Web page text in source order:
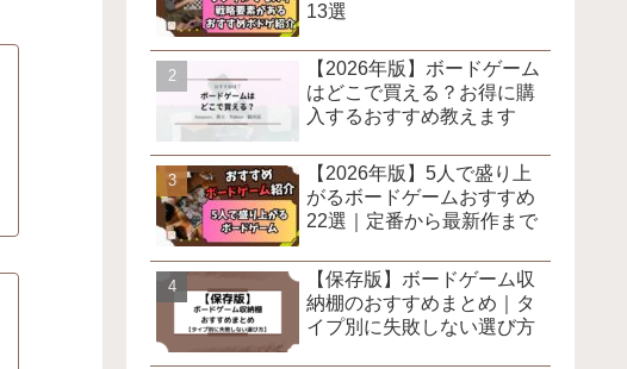
13選
【2026年版】ボードゲーム
はどこで買える？お得に購
入するおすすめ教えます
【2026年版】5人で盛り上
がるボードゲームおすすめ
22選｜定番から最新作まで
【保存版】ボードゲーム収
納棚のおすすめまとめ｜タ
イプ別に失敗しない選び方